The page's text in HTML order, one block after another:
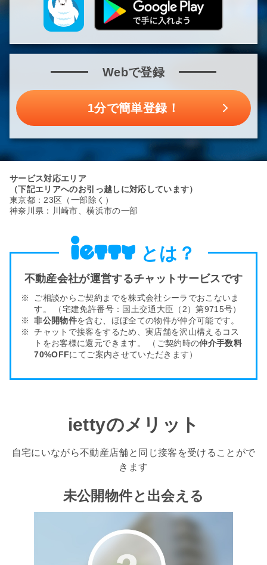
Webで登録
1分で簡単登録！
サービス対応エリア
（下記エリアへのお引っ越しに対応しています）
東京都：23区（一部除く）
神奈川県：川崎市、横浜市の一部
とは？
不動産会社が運営するチャットサービスです
ご相談からご契約までを株式会社シーラでおこないま
す。
（宅建免許番号：国土交通大臣（2）第9715号）
非公開物件を含む、ほぼ全ての物件が仲介可能です。
チャットで接客をするため、実店舗を沢山構える コス
トをお客様に還元できます。 （ご契約時の仲介手数料
70%OFFにてご案内させていただきます）
iettyのメリット
自宅にいながら不動産店舗と同じ接客を受けることがで
きます
未公開物件と出会える